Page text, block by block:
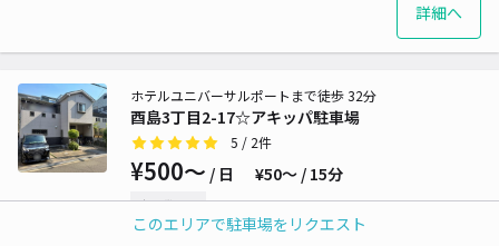
このエリアで駐車場をリクエスト
詳細へ
酉島3丁目2-17☆アキッパ駐車場
ホテルユニバーサルポートまで徒歩 32分
5 / 2件
¥500〜 / 日 ¥50〜 / 15分
時間貸し可